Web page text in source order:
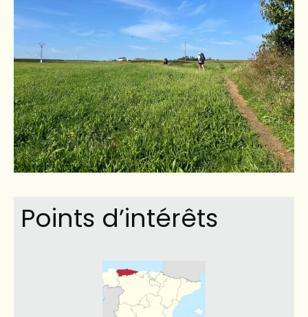
Points d’intérêts